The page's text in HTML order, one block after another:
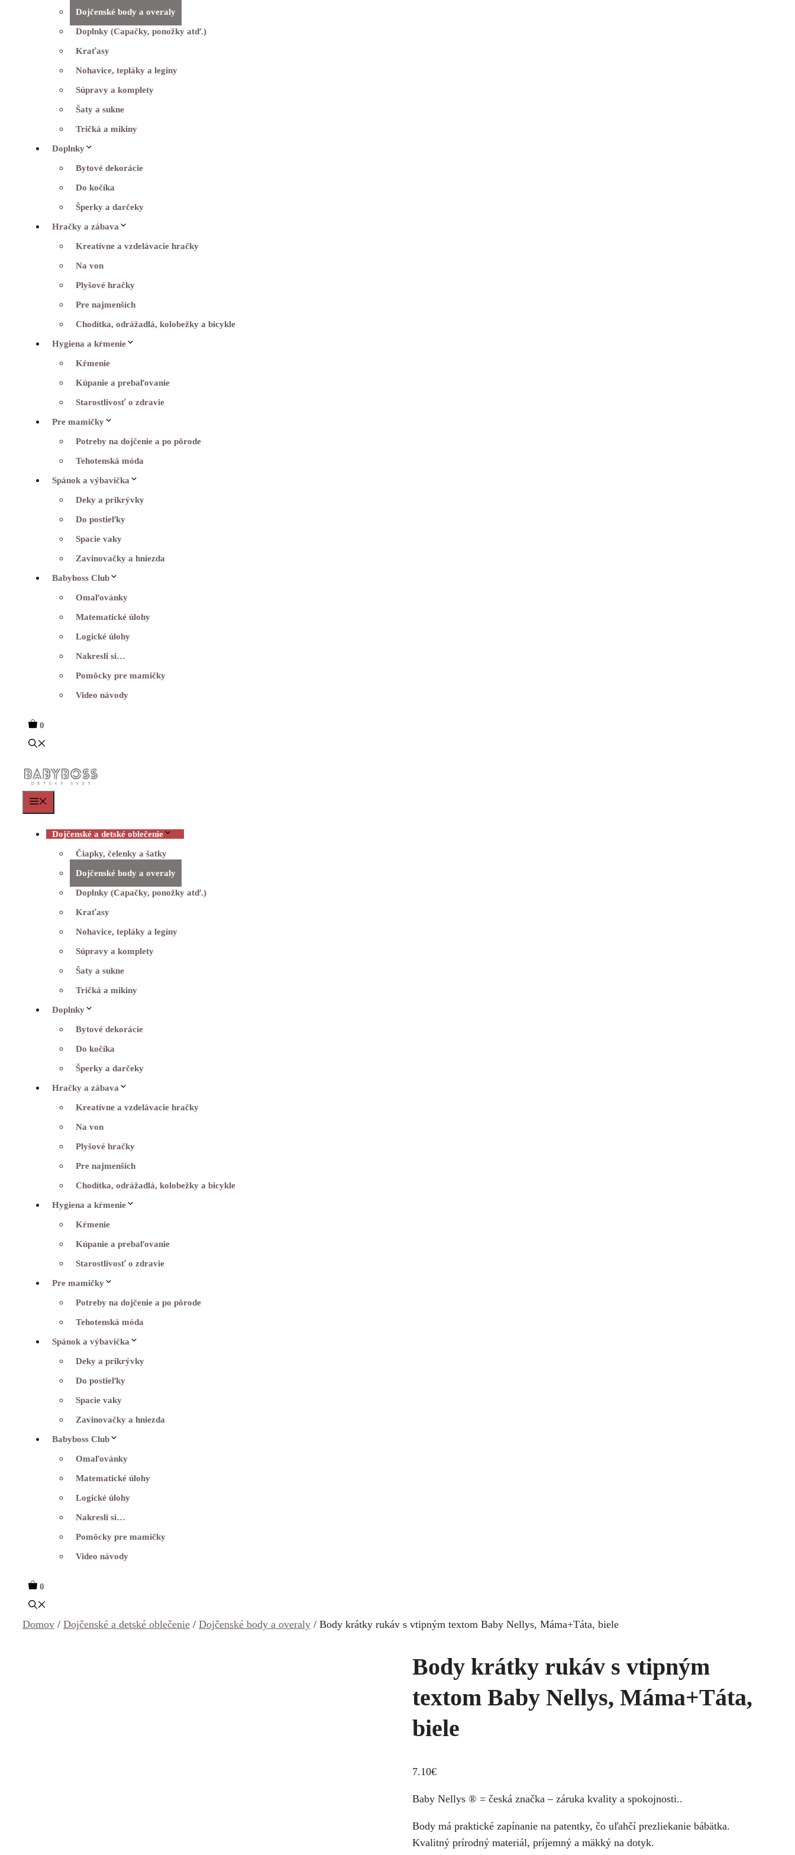
Dojčenské body a overaly
Doplnky (Capačky, ponožky atď.)
Kraťasy
Nohavice, tepláky a legíny
Súpravy a komplety
Šaty a sukne
Tričká a mikiny
Doplnky
Bytové dekorácie
Do kočíka
Šperky a darčeky
Hračky a zábava
Kreatívne a vzdelávacie hračky
Na von
Plyšové hračky
Pre najmenších
Chodítka, odrážadlá, kolobežky a bicykle
Hygiena a kŕmenie
Kŕmenie
Kúpanie a prebaľovanie
Starostlivosť o zdravie
Pre mamičky
Potreby na dojčenie a po pôrode
Tehotenská móda
Spánok a výbavička
Deky a prikrývky
Do postieľky
Spacie vaky
Zavinovačky a hniezda
Babyboss Club
Omaľovánky
Matematické úlohy
Logické úlohy
Nakresli si…
Pomôcky pre mamičky
Video návody
0
Dojčenské a detské oblečenie
Čiapky, čelenky a šatky
Dojčenské body a overaly
Doplnky (Capačky, ponožky atď.)
Kraťasy
Nohavice, tepláky a legíny
Súpravy a komplety
Šaty a sukne
Tričká a mikiny
Doplnky
Bytové dekorácie
Do kočíka
Šperky a darčeky
Hračky a zábava
Kreatívne a vzdelávacie hračky
Na von
Plyšové hračky
Pre najmenších
Chodítka, odrážadlá, kolobežky a bicykle
Hygiena a kŕmenie
Kŕmenie
Kúpanie a prebaľovanie
Starostlivosť o zdravie
Pre mamičky
Potreby na dojčenie a po pôrode
Tehotenská móda
Spánok a výbavička
Deky a prikrývky
Do postieľky
Spacie vaky
Zavinovačky a hniezda
Babyboss Club
Omaľovánky
Matematické úlohy
Logické úlohy
Nakresli si…
Pomôcky pre mamičky
Video návody
0
Domov / Dojčenské a detské oblečenie / Dojčenské body a overaly / Body krátky rukáv s vtipným textom Baby Nellys, Máma+Táta, biele
Body krátky rukáv s vtipným
textom Baby Nellys, Máma+Táta,
biele
7.10€
Baby Nellys ® = česká značka – záruka kvality a spokojnosti..
Body má praktické zapínanie na patentky, čo uľahčí prezliekanie bábätka.
Kvalitný prírodný materiál, príjemný a mäkký na dotyk.